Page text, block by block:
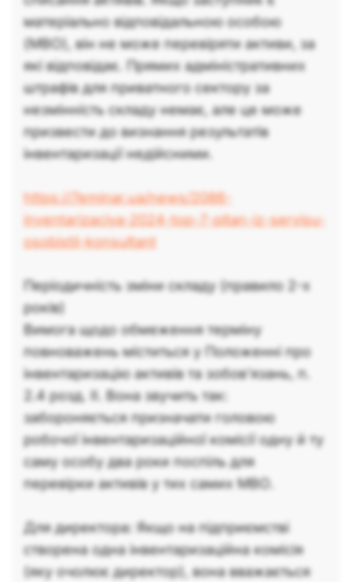
матеріально відповідальною особою
(МВО), він не може перевіряти активи, за
які відповідає. Прямих адміністративних
штрафів для приватного сектору за
незмінність складу немає, але це може
призвести до визнання результатів
інвентаризації недійсними.
https://7eminar.ua/news/2086-
inventarizaciya-2024-top-7-pitan-iz-servisu-
osobistii-konsultant
Періодичність зміни складу (правило 2-х
років)
Вимога щодо обмеження терміну
повноважень міститься у Положенні про
інвентаризацію активів та зобов’язань, п.
2.4 розд. II. Вона звучить так:
забороняється призначати головою
робочої інвентаризаційної комісії одну й ту
саму особу два роки поспіль для
перевірки активів у тих самих МВО.
Для директора: Якщо на підприємстві
створена одна інвентаризаційна комісія
(яку очолює директор), вона вважається